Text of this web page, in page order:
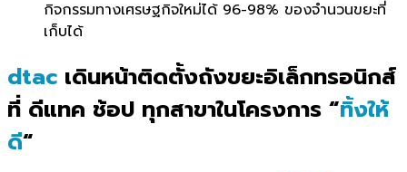
กิจกรรมทางเศรษฐกิจใหม่ได้ 96-98% ของจำนวนขยะที่
เก็บได้
dtac เดินหน้าติดตั้งถังขยะอิเล็กทรอนิกส์
ที่ ดีแทค ช้อป ทุกสาขาในโครงการ “ทิ้งให้
ดี“